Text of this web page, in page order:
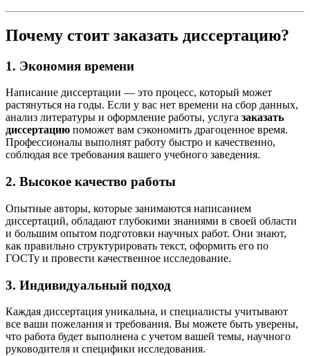
Почему стоит заказать диссертацию?
1. Экономия времени
Написание диссертации — это процесс, который может
растянуться на годы. Если у вас нет времени на сбор данных,
анализ литературы и оформление работы, услуга заказать
диссертацию поможет вам сэкономить драгоценное время.
Профессионалы выполнят работу быстро и качественно,
соблюдая все требования вашего учебного заведения.
2. Высокое качество работы
Опытные авторы, которые занимаются написанием
диссертаций, обладают глубокими знаниями в своей области
и большим опытом подготовки научных работ. Они знают,
как правильно структурировать текст, оформить его по
ГОСТу и провести качественное исследование.
3. Индивидуальный подход
Каждая диссертация уникальна, и специалисты учитывают
все ваши пожелания и требования. Вы можете быть уверены,
что работа будет выполнена с учетом вашей темы, научного
руководителя и специфики исследования.